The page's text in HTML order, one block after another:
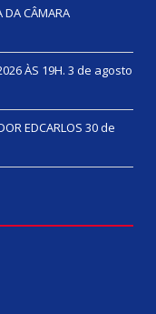
DA CÂMARA
ÀS 19H. 3 de agosto
EDCARLOS 30 de